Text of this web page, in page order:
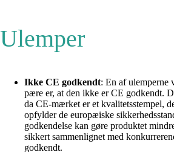
Ulemper
Ikke CE godkendt: En af
pære er, at den ikke er CE godkendt.
da CE-mærket er et kvalitetsstempel,
opfylder de europæiske
godkendelse kan gøre produktet
sikkert sammenlignet med
godkendt.